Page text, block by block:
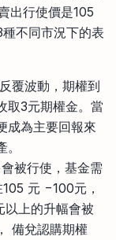
出行使價是105
不同市況下的表
覆波動，期權到
取3元期權金。當
成為主要回報來
被行使，基金需
元 −100元，
以上的升幅會被
備兌認購期權